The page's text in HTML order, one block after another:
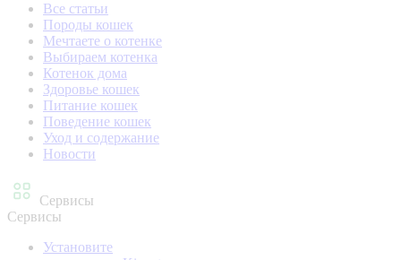
Все статьи
Породы кошек
Мечтаете о котенке
Выбираем котенка
Котенок дома
Здоровье кошек
Питание кошек
Поведение кошек
Уход и содержание
Новости
Сервисы
Сервисы
Установите